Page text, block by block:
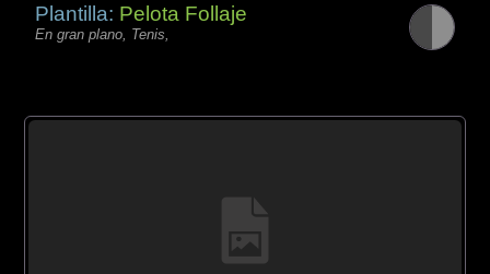
Plantilla: Pelota Follaje
En gran plano, Tenis,